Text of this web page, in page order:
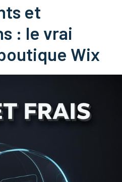
et
: le vrai
Wix